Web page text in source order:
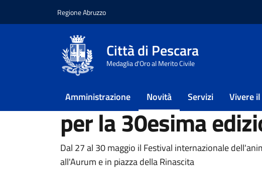
Regione Abruzzo
Città di Pescara
Medaglia d'Oro al Merito Civile
Amministrazione Novità Servizi Vivere
Home / Novità / Notizie / Cartoons on the bay torna a
Cartoons on the bay
per la 30esima
Dettagli della notizia
Dal 27 al 30 maggio il Festival internazionale
all'Aurum e in piazza della Rinascita